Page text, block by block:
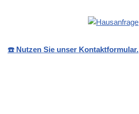
☎️ Nutzen Sie unser Kontaktformular.